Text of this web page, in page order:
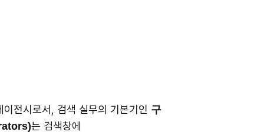
전시로서, 검색 실무의 기본기인 구
는 검색창에